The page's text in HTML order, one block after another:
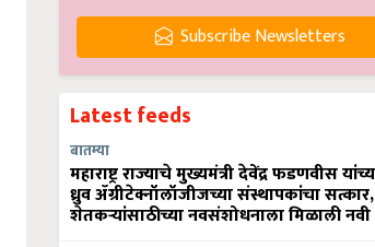
Subscribe Newsletters
Latest feeds
बातम्या
महाराष्ट्र राज्याचे मुख्यमंत्री देवेंद्र फडणवीस
ध्रुव ॲग्रीटेक्नॉलॉजीजच्या संस्थापकांचा सत्कार,
शेतकऱ्यांसाठीच्या नवसंशोधनाला मिळाली